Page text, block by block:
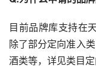
目前品牌库支持在
除了部分定向准入
酒类等，详见类目定